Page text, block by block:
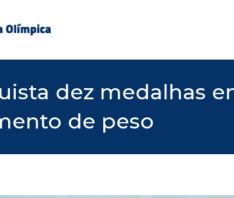
dez medalhas
de peso